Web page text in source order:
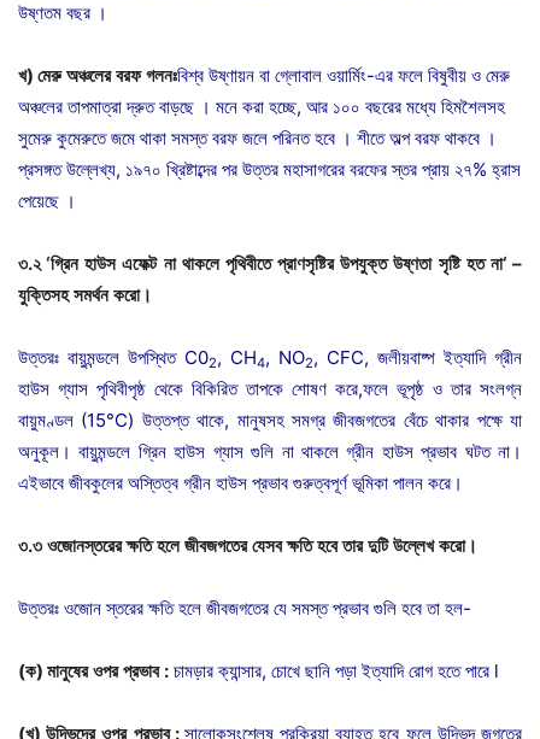
উষ্ণতম বছর ।
খ) মেরু অঞ্চলের বরফ গলনঃবিশ্ব উষ্ণায়ন বা গ্লোবাল ওয়ার্মিং-এর ফলে বিষুবীয় ও মেরু
অঞ্চলের তাপমাত্রা দ্রুত বাড়ছে । মনে করা হচ্ছে, আর ১০০ বছরের মধ্যে হিমশৈলসহ
সুমেরু কুমেরুতে জমে থাকা সমস্ত বরফ জলে পরিনত হবে । শীতে অল্প বরফ থাকবে ।
প্রসঙ্গত উল্লেখ্য, ১৯৭০ খ্রিষ্টাব্দের পর উত্তর মহাসাগরের বরফের স্তর প্রায় ২৭% হ্রাস
পেয়েছে ।
৩.২‘গ্রিন হাউস এফেক্ট না থাকলে পৃথিবীতে প্রাণসৃষ্টির উপযুক্ত উষ্ণতা সৃষ্টি হত না‘ –
যুক্তিসহ সমর্থন করো।
উত্তরঃ বায়ুমন্ডলে উপস্থিত C02, CH4, NO2, CFC, জলীয়বাষ্প ইত্যাদি গ্রীন
হাউস গ্যাস পৃথিবীপৃষ্ঠ থেকে বিকিরিত তাপকে শোষণ করে,ফলে ভূপৃষ্ঠ ও তার সংলগ্ন
বায়ুমণ্ডল (15°C) উত্তপ্ত থাকে, মানুষসহ সমগ্র জীবজগতের বেঁচে থাকার পক্ষে যা
অনুকূল। বায়ুমন্ডলে গ্রিন হাউস গ্যাস গুলি না থাকলে গ্রীন হাউস প্রভাব ঘটত না।
এইভাবে জীবকুলের অস্তিত্ব গ্রীন হাউস প্রভাব গুরুত্বপূর্ণ ভূমিকা পালন করে।
৩.৩ ওজোনস্তরের ক্ষতি হলে জীবজগতের যেসব ক্ষতি হবে তার দুটি উল্লেখ করো।
উত্তরঃ ওজোন স্তরের ক্ষতি হলে জীবজগতের যে সমস্ত প্রভাব গুলি হবে তা হল-
(ক) মানুষের ওপর প্রভাব : চামড়ার ক্যান্সার, চোখে ছানি পড়া ইত্যাদি রোগ হতে পারে l
(খ)উদ্ভিদের ওপর প্রভাব: সালোকসংশ্লেষ প্রক্রিয়া ব্যাহত হবে ফলে উদ্ভিদ জগতের